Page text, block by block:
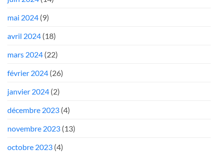
mai 2024 (9)
avril 2024 (18)
mars 2024 (22)
février 2024 (26)
janvier 2024 (2)
décembre 2023 (4)
novembre 2023 (13)
octobre 2023 (4)